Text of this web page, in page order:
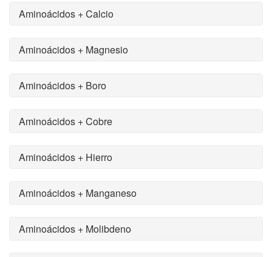
Aminoácidos + Calcio
Aminoácidos + Magnesio
Aminoácidos + Boro
Aminoácidos + Cobre
Aminoácidos + Hierro
Aminoácidos + Manganeso
Aminoácidos + Molibdeno